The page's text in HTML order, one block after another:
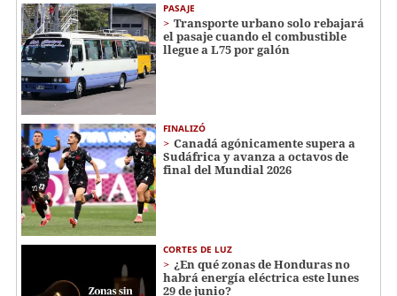
PASAJE
Transporte urbano solo rebajará
el pasaje cuando el combustible
llegue a L75 por galón
FINALIZÓ
Canadá agónicamente supera a
Sudáfrica y avanza a octavos de
final del Mundial 2026
CORTES DE LUZ
¿En qué zonas de Honduras no
habrá energía eléctrica este lunes
29 de junio?